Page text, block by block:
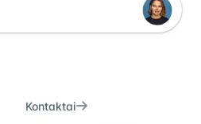
Kontaktai